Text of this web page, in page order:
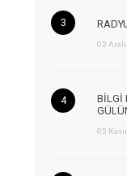
03
BİLGİ
05